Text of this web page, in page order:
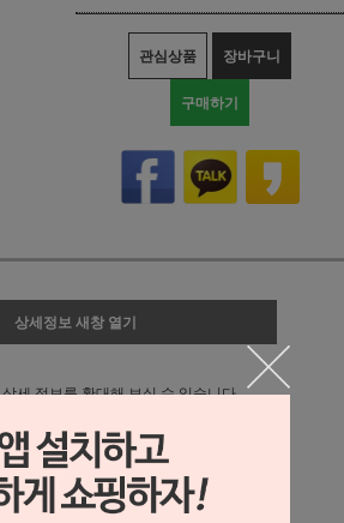
관심상품 장바구니
구매하기
상세정보 새창 열기
상세 정보를 확대해 보실 수 있습니다.